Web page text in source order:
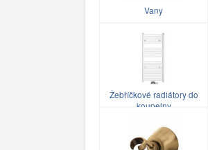
Vany
Žebříčkové radiátory do
koupelny